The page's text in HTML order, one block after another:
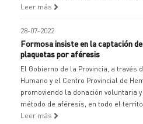
Leer más
28-07-2022
Formosa insiste en la captación
plaquetas por aféresis
El Gobierno de la Provincia, a través
Humano y el Centro Provincial de
promoviendo la donación voluntaria
método de aféresis, en todo el
Leer más